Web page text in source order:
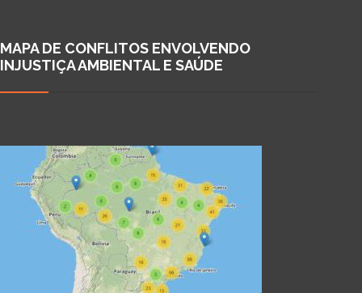
MAPA DE CONFLITOS ENVOLVENDO
INJUSTIÇA AMBIENTAL E SAÚDE